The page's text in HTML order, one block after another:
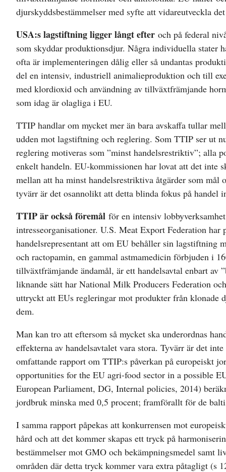
djurskyddsbestämmelser med syfte att vidareutveckla
USA:s lagstiftning ligger långt efter och på federal
som skyddar produktionsdjur. Några individuella stater
ofta är implementeringen dålig eller så undantas
del en intensiv, industriell animalieproduktion och till
med klordioxid och användning av tillväxtfrämjande
som idag är olagliga i EU.
TTIP handlar om mycket mer än bara avskaffa tullar
udden mot lagstiftning och reglering. Som TTIP ser ut
reglering motiveras som ”minst handelsrestriktiv”; alla
enkelt handeln. EU-kommissionen har lovat att det inte
mellan att ha minst handelsrestriktiva åtgärder som mål
tyvärr är det osannolikt att detta blinda fokus på handel
TTIP är också föremål för en intensiv
intresseorganisationer. U.S. Meat Export Federation har
handelsrepresentant att om EU behåller sin lagstiftning
och ractopamin, en gammal astmamedicin förbjuden i
tillväxtfrämjande ändamål, är ett handelsavtal enbart av
liknande sätt har National Milk Producers Federation
uttryckt att EUs regleringar mot produkter från klonade
dem.
Man kan tro att eftersom så mycket ska underordnas
effekterna av handelsavtalet vara stora. Tyvärr är det
omfattande rapport om TTIP:s påverkan på europeiskt
opportunities for the EU agri-food sector in a possible
European Parliament, DG, Internal policies, 2014)
jordbruk minska med 0,5 procent; framförallt för de
I samma rapport påpekas att konkurrensen mot
hård och att det kommer skapas ett tryck på
bestämmelser mot GMO och bekämpningsmedel samt
områden där detta tryck kommer vara extra påtagligt (s